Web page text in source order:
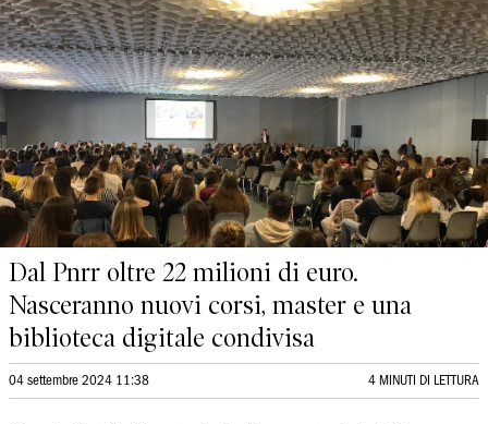
Dal Pnrr oltre 22 milioni di euro.
Nasceranno nuovi corsi, master e una
biblioteca digitale condivisa
04 settembre 2024 11:38 4 MINUTI DI LETTURA